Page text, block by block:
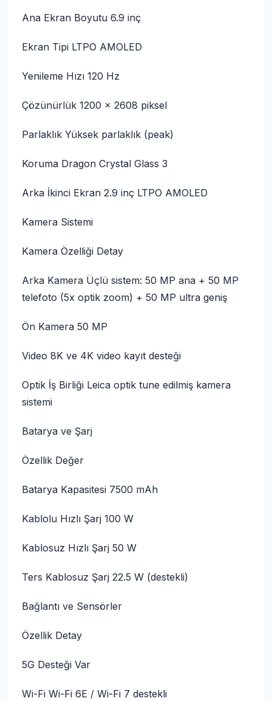
Ana Ekran Boyutu 6.9 inç
Ekran Tipi LTPO AMOLED
Yenileme Hızı 120 Hz
Çözünürlük 1200 × 2608 piksel
Parlaklık Yüksek parlaklık (peak)
Koruma Dragon Crystal Glass 3
Arka İkinci Ekran 2.9 inç LTPO AMOLED
Kamera Sistemi
Kamera Özelliği Detay
Arka Kamera Üçlü sistem: 50 MP ana + 50 MP
telefoto (5x optik zoom) + 50 MP ultra geniş
Ön Kamera 50 MP
Video 8K ve 4K video kayıt desteği
Optik İş Birliği Leica optik tune edilmiş kamera
sistemi
Batarya ve Şarj
Özellik Değer
Batarya Kapasitesi 7500 mAh
Kablolu Hızlı Şarj 100 W
Kablosuz Hızlı Şarj 50 W
Ters Kablosuz Şarj 22.5 W (destekli)
Bağlantı ve Sensörler
Özellik Detay
5G Desteği Var
Wi-Fi Wi-Fi 6E / Wi-Fi 7 destekli